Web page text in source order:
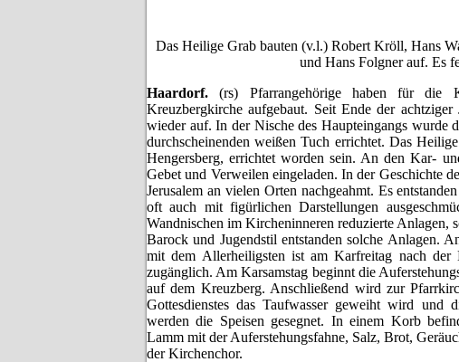
Das Heilige Grab bauten (v.l.) Robert Kröll, Hans
und Hans Folgner auf. Es
Haardorf. (rs) Pfarrangehörige haben für die
Kreuzbergkirche aufgebaut. Seit Ende der
wieder auf. In der Nische des Haupteingangs wurde
durchscheinenden weißen Tuch errichtet. Das
Hengersberg, errichtet worden sein. An den Kar-
Gebet und Verweilen eingeladen. In der Geschichte
Jerusalem an vielen Orten nachgeahmt. Es
oft auch mit figürlichen Darstellungen
Wandnischen im Kircheninneren reduzierte
Barock und Jugendstil entstanden solche Anlagen.
mit dem Allerheiligsten ist am Karfreitag nach
zugänglich. Am Karsamstag beginnt die
auf dem Kreuzberg. Anschließend wird zur
Gottesdienstes das Taufwasser geweiht wird und
werden die Speisen gesegnet. In einem Korb
Lamm mit der Auferstehungsfahne, Salz, Brot,
der Kirchenchor.